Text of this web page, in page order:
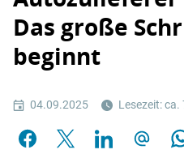
Das große
beginnt
04.09.2025 Lesezeit: ca.